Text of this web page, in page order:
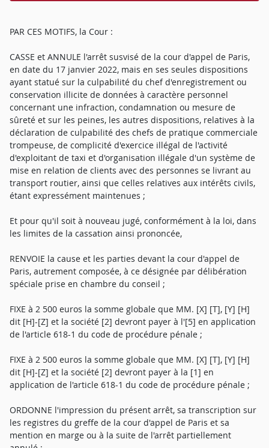
PAR CES MOTIFS, la Cour :
CASSE et ANNULE l'arrêt susvisé de la cour d'appel de Paris,
en date du 17 janvier 2022, mais en ses seules dispositions
ayant statué sur la culpabilité du chef d'enregistrement ou
conservation illicite de données à caractère personnel
concernant une infraction, condamnation ou mesure de
sûreté et sur les peines, les autres dispositions, relatives à la
déclaration de culpabilité des chefs de pratique commerciale
trompeuse, de complicité d'exercice illégal de l'activité
d'exploitant de taxi et d'organisation illégale d'un système de
mise en relation de clients avec des personnes se livrant au
transport routier, ainsi que celles relatives aux intérêts civils,
étant expressément maintenues ;
Et pour qu'il soit à nouveau jugé, conformément à la loi, dans
les limites de la cassation ainsi prononcée,
RENVOIE la cause et les parties devant la cour d'appel de
Paris, autrement composée, à ce désignée par délibération
spéciale prise en chambre du conseil ;
FIXE à 2 500 euros la somme globale que MM. [X] [T], [Y] [H]
dit [H]-[Z] et la société [2] devront payer à l'[5] en application
de l'article 618-1 du code de procédure pénale ;
FIXE à 2 500 euros la somme globale que MM. [X] [T], [Y] [H]
dit [H]-[Z] et la société [2] devront payer à la [1] en
application de l'article 618-1 du code de procédure pénale ;
ORDONNE l'impression du présent arrêt, sa transcription sur
les registres du greffe de la cour d'appel de Paris et sa
mention en marge ou à la suite de l'arrêt partiellement